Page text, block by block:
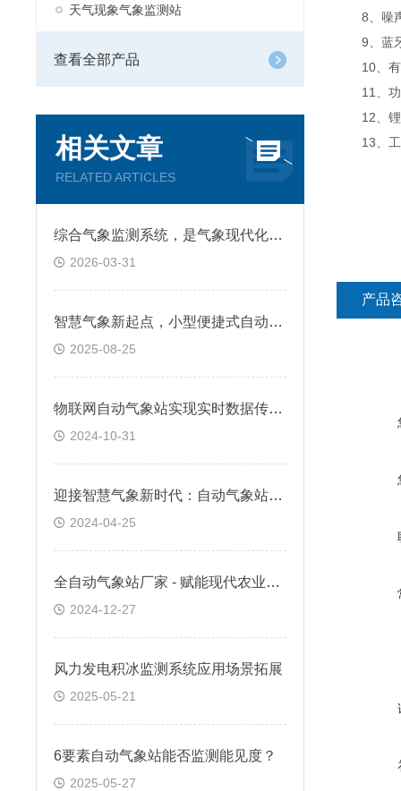
天气现象气象监测站
查看全部产品
相关文章
RELATED ARTICLES
综合气象监测系统，是气象现代化与智慧气象的核心基础
2026-03-31
智慧气象新起点，小型便捷式自动气象站开启新篇章
2025-08-25
物联网自动气象站实现实时数据传输的智慧气象网络
2024-10-31
迎接智慧气象新时代：自动气象站哪个公司好？怎么选？
2024-04-25
全自动气象站厂家 - 赋能现代农业气象监测新力量
2024-12-27
风力发电积冰监测系统应用场景拓展
2025-05-21
6要素自动气象站能否监测能见度？
2025-05-27
8、噪声
9、蓝牙
10、有
11、功
12、锂
13、工
产品